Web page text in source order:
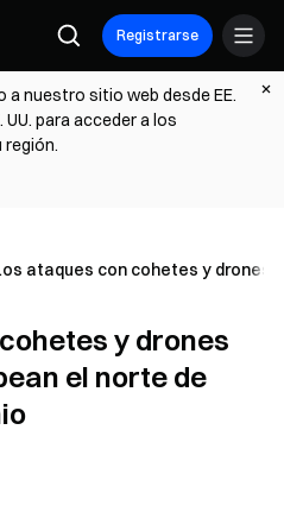
Registrarse
a nuestro sitio web desde EE.
UU. para acceder a los
ataques con cohetes y drones
y drones
el norte de